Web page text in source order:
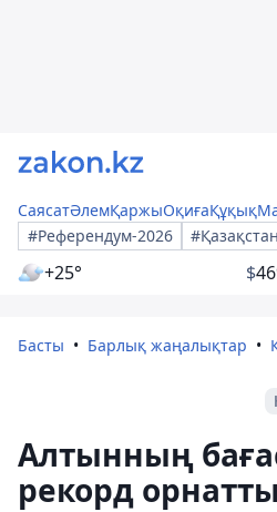
СаясатӘлемҚаржыОқиғаҚұқық
#Референдум-2026
+25° $
Басты Барлық жаңалықтар
Алтынның
рекорд орнатты